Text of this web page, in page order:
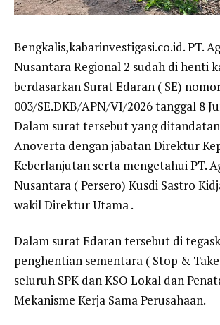
Bengkalis,kabarinvestigasi.co.id. PT.
Nusantara Regional 2 sudah di henti
berdasarkan Surat Edaran ( SE)
003/SE.DKB/APN/VI/2026 tanggal 8
Dalam surat tersebut yang
Anoverta dengan jabatan Direktur
Keberlanjutan serta mengetahui PT.
Nusantara ( Persero) Kusdi Sastro
wakil Direktur Utama .
Dalam surat Edaran tersebut di
penghentian sementara ( Stop &
seluruh SPK dan KSO Lokal dan
Mekanisme Kerja Sama Perusahaan.